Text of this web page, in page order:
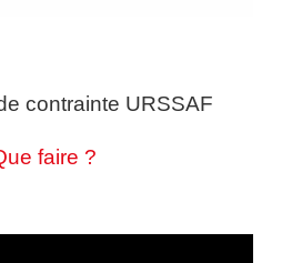
contrainte URSSAF
faire ?